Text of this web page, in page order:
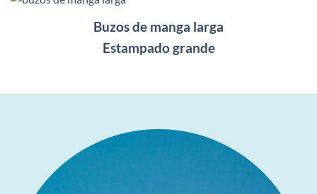
Buzos de manga larga
Estampado grande